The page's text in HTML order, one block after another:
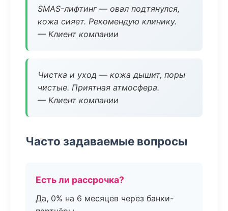
SMAS-лифтинг — овал подтянулся,
кожа сияет. Рекомендую клинику.
— Клиент компании
Чистка и уход — кожа дышит, поры
чистые. Приятная атмосфера.
— Клиент компании
Часто задаваемые вопросы
Есть ли рассрочка?
Да, 0% на 6 месяцев через банки-